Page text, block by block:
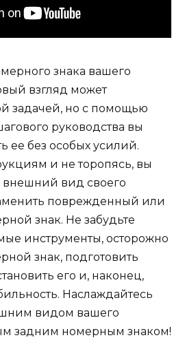
знака вашего
взгляд может
задачей, но с помощью
руководства вы
ее без особых усилий.
и не торопясь, вы
внешний вид своего
поврежденный или
знак. Не забудьте
инструменты, осторожно
знак, подготовить
его и, наконец,
Наслаждайтесь
видом вашего
задним номерным знаком!